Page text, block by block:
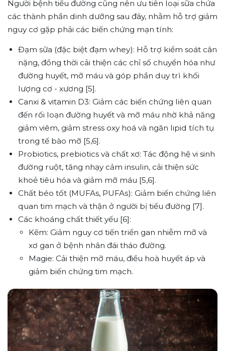
Người bệnh tiểu đường cũng nên ưu tiên loại sữa chứa
các thành phần dinh dưỡng sau đây, nhằm hỗ trợ giảm
nguy cơ gặp phải các biến chứng mạn tính:
Đạm sữa (đặc biệt đạm whey): Hỗ trợ kiểm soát cân
nặng, đồng thời cải thiện các chỉ số chuyển hóa như
đường huyết, mỡ máu và góp phần duy trì khối
lượng cơ - xương [5].
Canxi & vitamin D3: Giảm các biến chứng liên quan
đến rối loạn đường huyết và mỡ máu nhờ khả năng
giảm viêm, giảm stress oxy hoá và ngăn lipid tích tụ
trong tế bào mỡ [5,6].
Probiotics, prebiotics và chất xơ: Tác động hệ vi sinh
đường ruột, tăng nhạy cảm insulin, cải thiện sức
khoẻ tiêu hóa và giảm mỡ máu [5,6].
Chất béo tốt (MUFAs, PUFAs): Giảm biến chứng liên
quan tim mạch và thận ở người bị tiểu đường [7].
Các khoáng chất thiết yếu [6]:
Kẽm: Giảm nguy cơ tiến triển gan nhiễm mỡ và
xơ gan ở bệnh nhân đái tháo đường.
Magie: Cải thiện mỡ máu, điều hoà huyết áp và
giảm biến chứng tim mạch.